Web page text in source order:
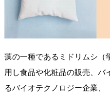
藻の一種であるミドリムシ（
用し食品や化粧品の販売、バ
るバイオテクノロジー企業、